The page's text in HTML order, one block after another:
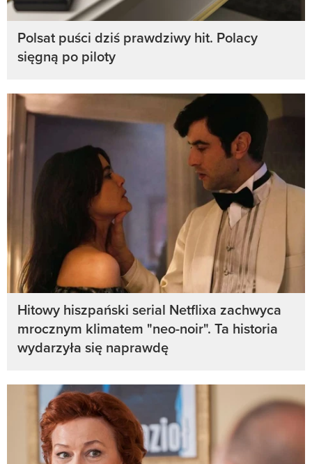
Polsat puści dziś prawdziwy hit. Polacy
sięgną po piloty
Hitowy hiszpański serial Netflixa zachwyca
mrocznym klimatem "neo-noir". Ta historia
wydarzyła się naprawdę